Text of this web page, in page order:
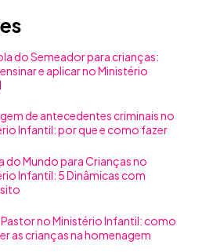
do Semeador para crianças:
e aplicar no Ministério
de antecedentes criminais no
Infantil: por que e como fazer
do Mundo para Crianças no
Infantil: 5 Dinâmicas com
no Ministério Infantil: como
as crianças na homenagem